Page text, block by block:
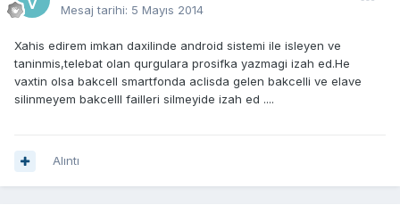
Mesaj tarihi: 5 Mayıs 2014
Xahis edirem imkan daxilinde android sistemi ile isleyen ve
taninmis,telebat olan qurgulara prosifka yazmagi izah ed.He
vaxtin olsa bakcell smartfonda aclisda gelen bakcelli ve elave
silinmeyem bakcelll failleri silmeyide izah ed ....
Alıntı